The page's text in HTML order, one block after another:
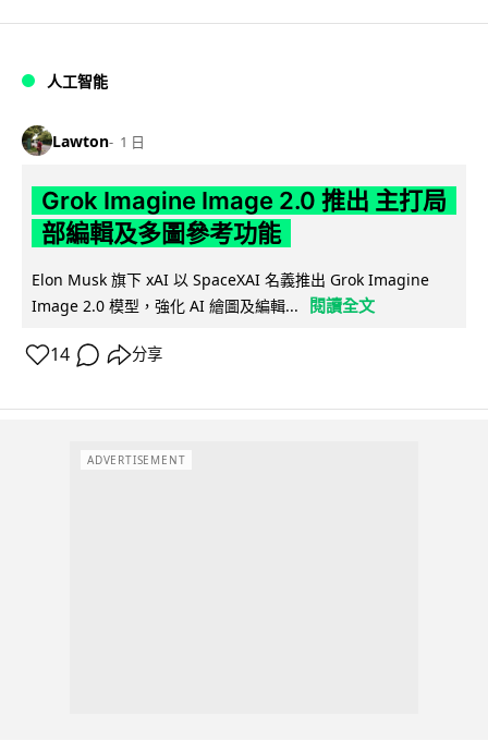
人工智能
Lawton 1 日
Grok Imagine Image 2.0 推出 主打局
部編輯及多圖參考功能
Elon Musk 旗下 xAI 以 SpaceXAI 名義推出 Grok Imagine
Image 2.0 模型，強化 AI 繪圖及編輯...
閱讀全文
14 分享
ADVERTISEMENT